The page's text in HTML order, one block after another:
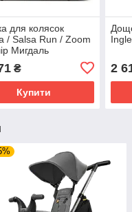
для колясок
/ Salsa Run / Zoom
Мигдаль
₴
Купити
2